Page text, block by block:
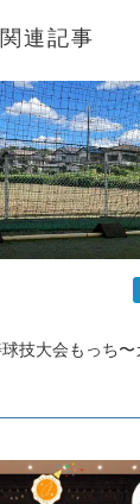
関連記事
技大会もっち